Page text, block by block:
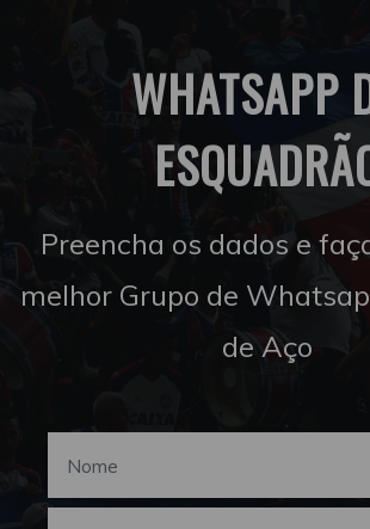
WHATSAPP
Preencha os dados e
melhor Grupo de
de Aço